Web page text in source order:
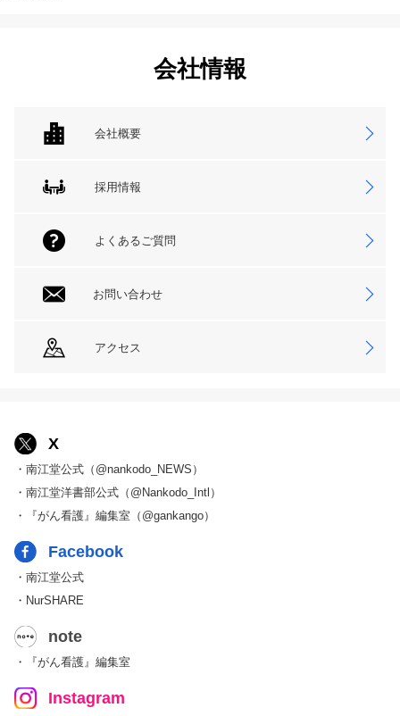
会社情報
会社概要
採用情報
よくあるご質問
お問い合わせ
アクセス
X
・南江堂公式（@nankodo_NEWS）
・南江堂洋書部公式（@Nankodo_Intl）
・『がん看護』編集室（@gankango）
Facebook
・南江堂公式
・NurSHARE
note
・『がん看護』編集室
Instagram